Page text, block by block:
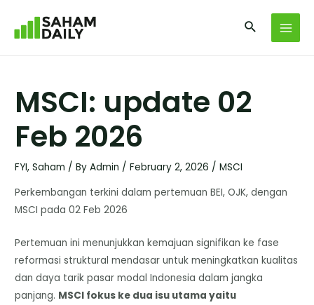
MSCI: update 02
Feb 2026
FYI,Saham / ByAdmin /February 2, 2026 /MSCI
Perkembangan terkini dalam pertemuan BEI, OJK, dengan
MSCI pada 02 Feb 2026
Pertemuan ini menunjukkan kemajuan signifikan ke fase
reformasi struktural mendasar untuk meningkatkan kualitas
dan daya tarik pasar modal Indonesia dalam jangka
panjang. MSCI fokus ke dua isu utama yaitu